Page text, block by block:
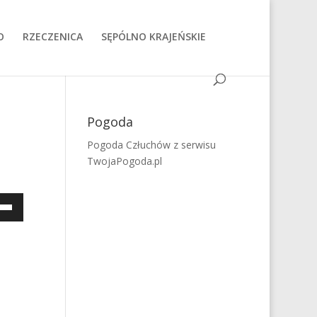
RZECZENICA SĘPÓLNO KRAJEŃSKIE
Pogoda
Pogoda Człuchów z serwisu
TwojaPogoda.pl